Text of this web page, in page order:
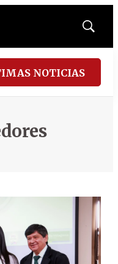
Mostrar
NOTICIAS